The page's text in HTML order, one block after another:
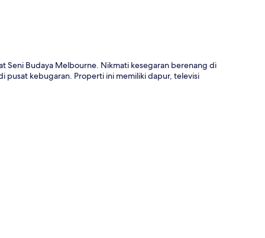
Seni Budaya Melbourne. Nikmati kesegaran berenang di
pusat kebugaran. Properti ini memiliki dapur, televisi